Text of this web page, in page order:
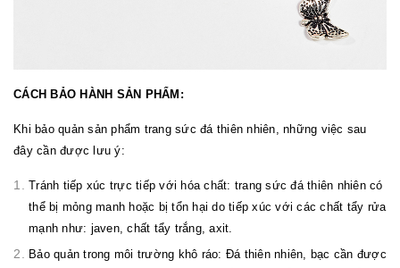
CÁCH BẢO HÀNH SẢN PHẨM:
Khi bảo quản sản phẩm trang sức đá thiên nhiên, những việc sau
đây cần được lưu ý:
Tránh tiếp xúc trực tiếp với hóa chất: trang sức đá thiên nhiên có
thể bị mỏng manh hoặc bị tổn hại do tiếp xúc với các chất tẩy rửa
mạnh như: javen, chất tẩy trắng, axit.
Bảo quản trong môi trường khô ráo: Đá thiên nhiên, bạc cần được